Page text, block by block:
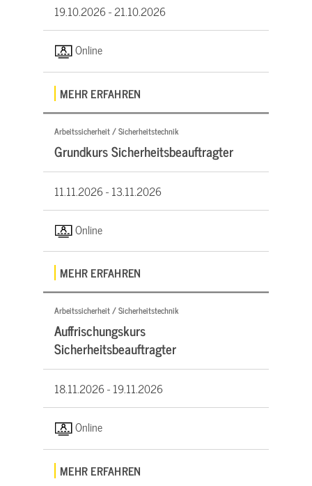
19.10.2026 -21.10.2026
Online
MEHR ERFAHREN
Arbeitssicherheit / Sicherheitstechnik
Grundkurs Sicherheitsbeauftragter
11.11.2026 -13.11.2026
Online
MEHR ERFAHREN
Arbeitssicherheit / Sicherheitstechnik
Auffrischungskurs
Sicherheitsbeauftragter
18.11.2026 -19.11.2026
Online
MEHR ERFAHREN